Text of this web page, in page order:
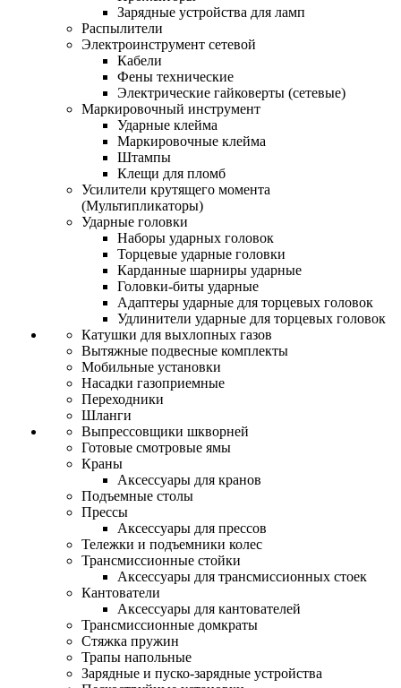
Зарядные устройства для ламп
Распылители
Электроинструмент сетевой
Кабели
Фены технические
Электрические гайковерты (сетевые)
Маркировочный инструмент
Ударные клейма
Маркировочные клейма
Штампы
Клещи для пломб
Усилители крутящего момента
(Мультипликаторы)
Ударные головки
Наборы ударных головок
Торцевые ударные головки
Карданные шарниры ударные
Головки-биты ударные
Адаптеры ударные для торцевых головок
Удлинители ударные для торцевых головок
Катушки для выхлопных газов
Вытяжные подвесные комплекты
Мобильные установки
Насадки газоприемные
Переходники
Шланги
Выпрессовщики шкворней
Готовые смотровые ямы
Краны
Аксессуары для кранов
Подъемные столы
Прессы
Аксессуары для прессов
Тележки и подъемники колес
Трансмиссионные стойки
Аксессуары для трансмиссионных стоек
Кантователи
Аксессуары для кантователей
Трансмиссионные домкраты
Стяжка пружин
Трапы напольные
Зарядные и пуско-зарядные устройства